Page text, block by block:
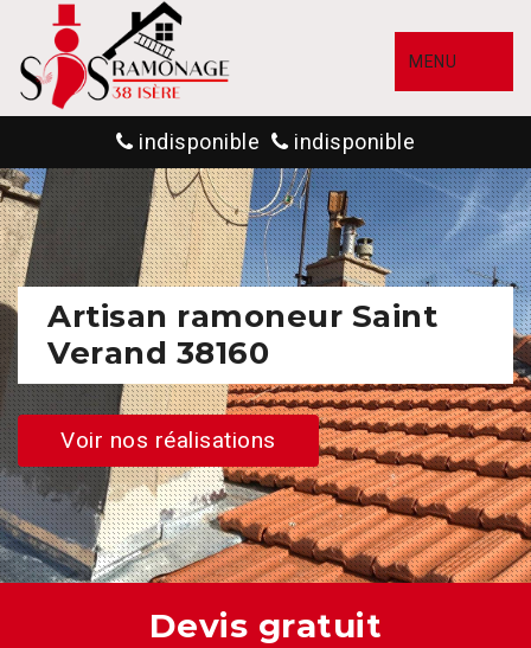
MENU
indisponible indisponible
Artisan ramoneur Saint
Verand 38160
Voir nos réalisations
Devis gratuit